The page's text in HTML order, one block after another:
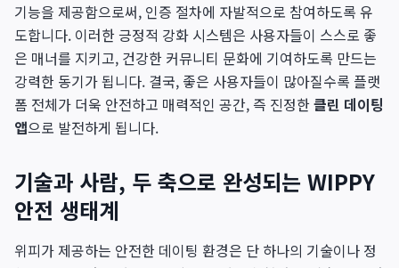
기능을 제공함으로써, 인증 절차에 자발적으로 참여하도록 유
도합니다. 이러한 긍정적 강화 시스템은 사용자들이 스스로 좋
은 매너를 지키고, 건강한 커뮤니티 문화에 기여하도록 만드는
강력한 동기가 됩니다. 결국, 좋은 사용자들이 많아질수록 플랫
폼 전체가 더욱 안전하고 매력적인 공간, 즉 진정한클린 데이팅
앱으로 발전하게 됩니다.
기술과 사람, 두 축으로 완성되는 WIPPY
안전 생태계
위피가 제공하는 안전한 데이팅 환경은 단 하나의 기술이나 정